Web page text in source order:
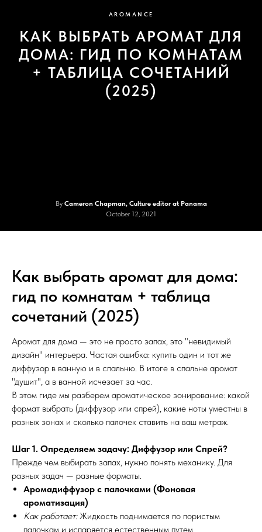
AROMANCE
КАК ВЫБРАТЬ АРОМАТ ДЛЯ
ДОМА: ГИД ПО КОМНАТАМ
+ ТАБЛИЦА СОЧЕТАНИЙ
(2025)
By Cameron Chapman, Culture editor at Panama
October 12, 2021
Как выбрать аромат для дома:
гид по комнатам + таблица
сочетаний (2025)
Аромат для дома — это не просто запах, это "невидимый
дизайн" интерьера. Частая ошибка: купить один и тот же
диффузор в ванную и в спальню. В итоге в спальне аромат
"душит", а в ванной исчезает за час.
В этом гиде мы разберем ароматическое зонирование: какой
формат выбрать (диффузор или спрей), какие ноты уместны в
разных зонах и сколько палочек ставить на ваш метраж.
Шаг 1. Определяем задачу: Диффузор или Спрей?
Прежде чем выбирать запах, нужно понять механику. Для
разных задач — разные форматы.
Аромадиффузор с палочками (Фоновая
ароматизация)
Как работает:Жидкость поднимается по пористым
палочкам и испаряется естественным путем.